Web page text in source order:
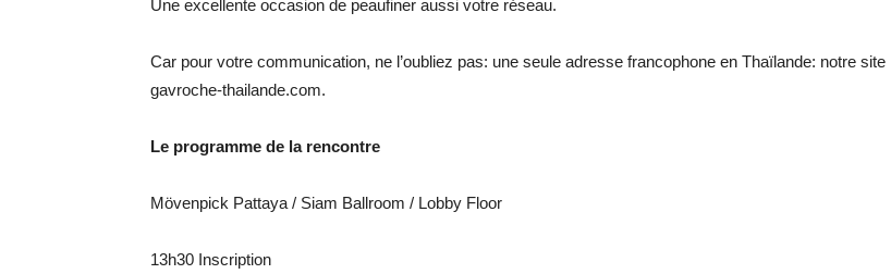
Une excellente occasion de peaufiner aussi votre réseau.
Car pour votre communication, ne l’oubliez pas: une seule adresse francophone en Thaïlande: notre site
gavroche-thailande.com.
Le programme de la rencontre
Mövenpick Pattaya / Siam Ballroom / Lobby Floor
13h30 Inscription